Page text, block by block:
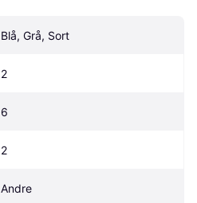
Blå, Grå, Sort
2
6
2
Andre